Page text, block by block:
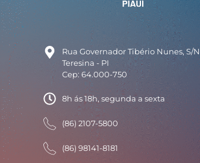
Rua Governador Tibério Nunes, S/N
Teresina - PI
Cep: 64.000-750
8h ás 18h, segunda a sexta
(86) 2107-5800
(86) 98141-8181